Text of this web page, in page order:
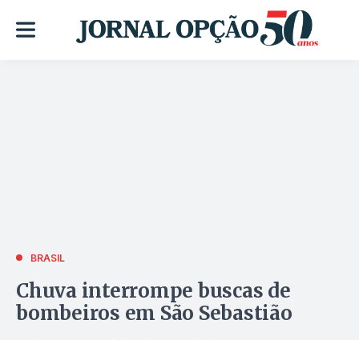
BRASIL
Chuva interrompe buscas de
bombeiros em São Sebastião